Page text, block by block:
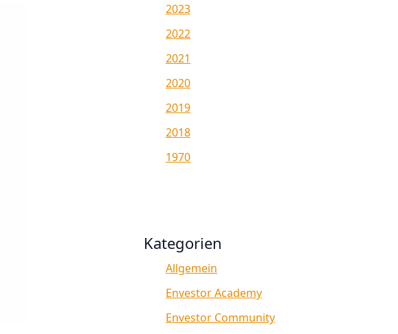
2023
2022
2021
2020
2019
2018
1970
Kategorien
Allgemein
Envestor Academy
Envestor Community